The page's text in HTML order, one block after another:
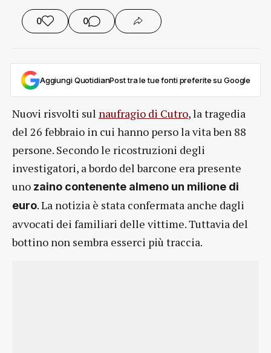
0 0
Aggiungi QuotidianPost tra le tue fonti preferite su Google
Nuovi risvolti sul naufragio di Cutro, la tragedia
del 26 febbraio in cui hanno perso la vita ben 88
persone. Secondo le ricostruzioni degli
investigatori, a bordo del barcone era presente
uno zaino contenente almeno un milione di
euro. La notizia è stata confermata anche dagli
avvocati dei familiari delle vittime. Tuttavia del
bottino non sembra esserci più traccia.